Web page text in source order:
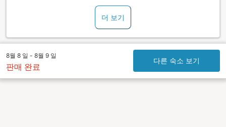
서 Wi-Fi를 이용하실 수 있습니다.
더 보기
8월 8 일 - 8월 9 일
판매 완료
다른 숙소 보기